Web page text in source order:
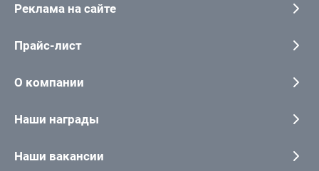
Реклама на сайте
Прайс-лист
О компании
Наши награды
Наши вакансии